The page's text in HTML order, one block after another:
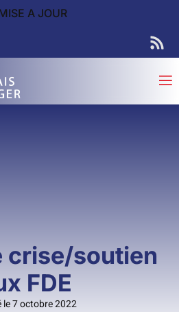
A JOUR
crise/soutien
FDE
le 7 octobre 2022